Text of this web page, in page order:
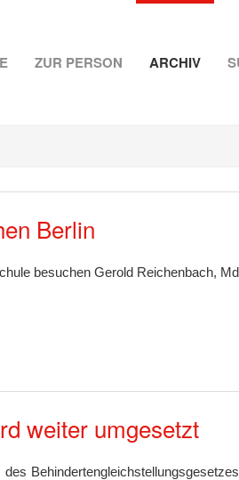
ZUR PERSON ARCHIV
Berlin
besuchen Gerold Reichenbach,
weiter umgesetzt